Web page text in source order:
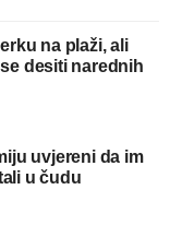
na plaži, ali
desiti narednih
uvjereni da im
u čudu